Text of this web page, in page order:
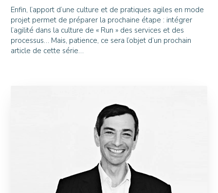
Enfin, l’apport d’une culture et de pratiques agiles en mode
projet permet de préparer la prochaine étape : intégrer
l’agilité dans la culture de « Run » des services et des
processus… Mais, patience, ce sera l’objet d’un prochain
article de cette série…